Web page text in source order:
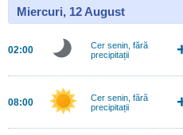
Miercuri, 12 August
02:00
Cer senin, fără
precipitații
08:00
Cer senin, fără
precipitații